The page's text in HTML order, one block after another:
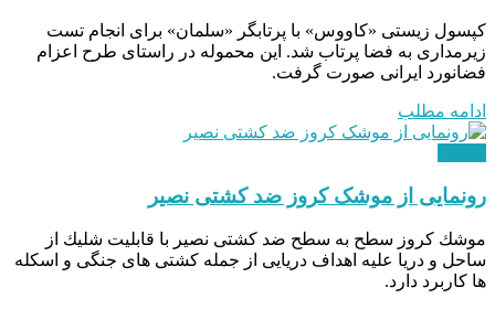
کپسول زیستی «کاووس» با پرتابگر «سلمان» برای انجام تست
زیرمداری به فضا پرتاب شد. این محموله در راستای طرح اعزام
فضانورد ایرانی صورت گرفت.
ادامه مطلب
رونمایی از موشک کروز ضد کشتی نصیر
موشك كروز سطح به سطح ضد کشتی نصير با قابليت شليك از
ساحل و دريا عليه اهداف دريایی از جمله كشتی های جنگی و اسكله
ها كاربرد دارد.